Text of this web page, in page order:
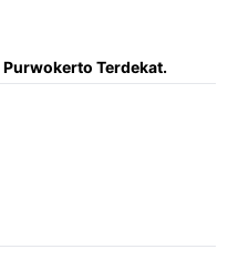
Purwokerto Terdekat.